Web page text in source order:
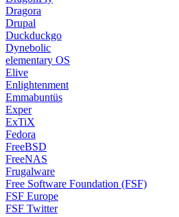
Dragora
Drupal
Duckduckgo
Dynebolic
elementary OS
Elive
Enlightenment
Emmabuntüs
Exper
ExTiX
Fedora
FreeBSD
FreeNAS
Frugalware
Free Software Foundation (FSF)
FSF Europe
FSF Twitter